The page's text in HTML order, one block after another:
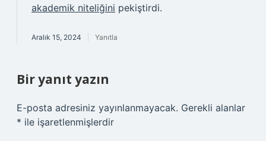
akademik niteliğini pekiştirdi.
Aralık 15, 2024 Yanıtla
Bir yanıt yazın
E-posta adresiniz yayınlanmayacak. Gerekli alanlar
* ile işaretlenmişlerdir